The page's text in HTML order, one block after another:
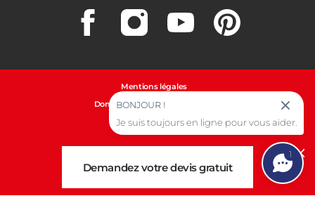
FacebookInstagramYoutubePinterest
Mentions légales
Données personnelles et cookies
Gestion des cookies
Demandez votre devis gratuit
1
BONJOUR !
Je suis toujours en ligne pour vous aider.